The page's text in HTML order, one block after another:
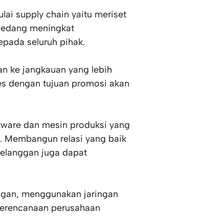
supply chain yaitu meriset
meningkat
seluruh pihak.
ke jangkauan yang lebih
dengan tujuan promosi akan
dan mesin produksi yang
relasi yang baik
juga dapat
menggunakan jaringan
perusahaan